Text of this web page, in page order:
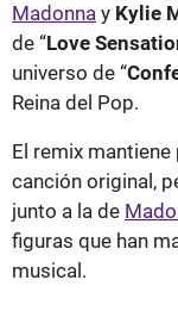
Madonna y Kylie
de “Love
universo de “
Reina del Pop.
El remix
canción original,
junto a la de
figuras que han
musical.